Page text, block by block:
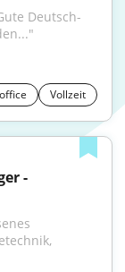
Deutsch-
Vollzeit
-